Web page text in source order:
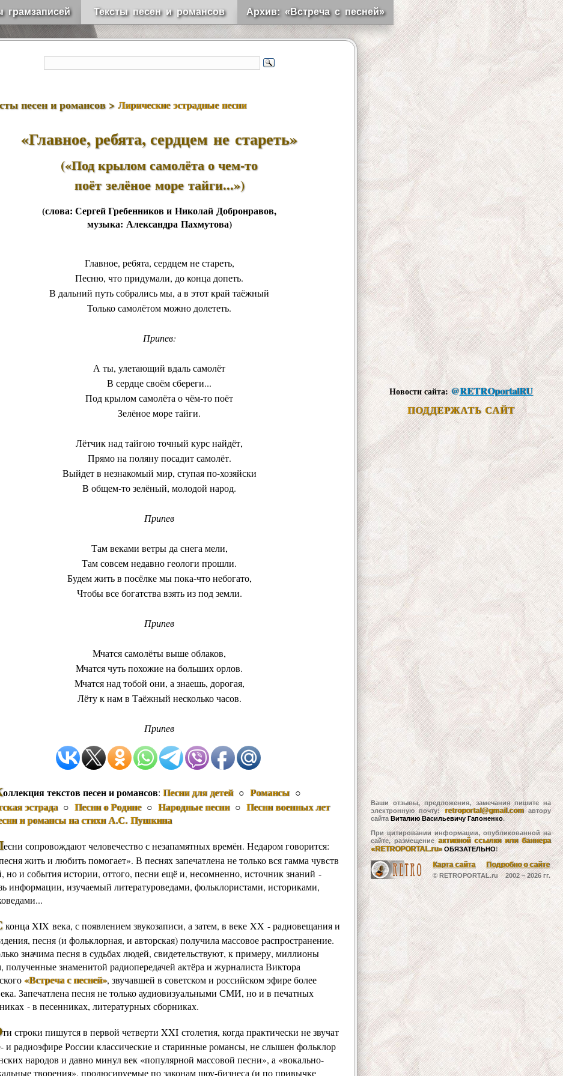
грамзаписей Тексты песен и романсов Архив: «Встреча с песней»
песен и романсов > Лирические эстрадные песни
«Главное, ребята, сердцем не стареть»
(«Под крылом самолёта о чем-то
поёт зелёное море тайги...»)
(слова: Сергей Гребенникови Николай Добронравов,
музыка: Александра Пахмутова)
Главное, ребята, сердцем не стареть,
Песню, что придумали, до конца допеть.
В дальний путь собрались мы, а в этот край таёжный
Только самолётом можно долететь.
Припев:
А ты, улетающий вдаль самолёт
В сердце своём сбереги...
Под крылом самолёта о чём-то поёт
Зелёное море тайги.
Лётчик над тайгою точный курс найдёт,
Прямо на поляну посадит самолёт.
Выйдет в незнакомый мир, ступая по-хозяйски
В общем-то зелёный, молодой народ.
Припев
Там веками ветры да снега мели,
Там совсем недавно геологи прошли.
Будем жить в посёлке мы пока-что небогато,
Чтобы все богатства взять из под земли.
Припев
Мчатся самолёты выше облаков,
Мчатся чуть похожие на больших орлов.
Мчатся над тобой они, а знаешь, дорогая,
Лёту к нам в Таёжный несколько часов.
Припев
оллекция текстов песен и романсов: Песни для детей○ Романсы ○
эстрада○ Песни о Родине○ Народные песни○ Песни военных лет
и романсы на стихи А.С. Пушкина
есни сопровождают человечество с незапамятных времён. Недаром говорится:
жить и любить помогает». В песнях запечатлена не только вся гамма чувств
но и события истории, оттого, песни ещё и, несомненно, источник знаний -
информации, изучаемый литературоведами, фольклористами, историками,
конца XIX века, с появлением звукозаписи, а затем, в веке XX - радиовещания и
песня (и фольклорная, и авторская) получила массовое распространение.
значима песня в судьбах людей, свидетельствуют, к примеру, миллионы
полученные знаменитой радиопередачей актёра и журналиста Виктора
«Встреча с песней», звучавшей в советском и российском эфире более
Запечатлена песня не только аудиовизуальными СМИ, но и в печатных
- в песенниках, литературных сборниках.
ти строки пишутся в первой четверти XXI столетия, когда практически не звучат
и радиоэфире России классические и старинные романсы, не слышен фольклор
народов и давно минул век «популярной массовой песни», а «вокально-
творения», продюсируемые по законам шоу-бизнеса (и по привычке
Новости сайта:@RETROportalRU
ПОДДЕРЖАТЬ САЙТ
Ваши отзывы, предложения, замечания пишите на
электронную почту:retroportal@gmail.comавтору
сайтаВиталию Васильевичу Гапоненко.
При цитировании информации, опубликованной на
сайте, размещениеактивной ссылки или баннера
«RETROPORTAL.ru» ОБЯЗАТЕЛЬНО!
Карта сайта Подробно о сайте
© RETROPORTAL.ru 2002 –2026 гг.